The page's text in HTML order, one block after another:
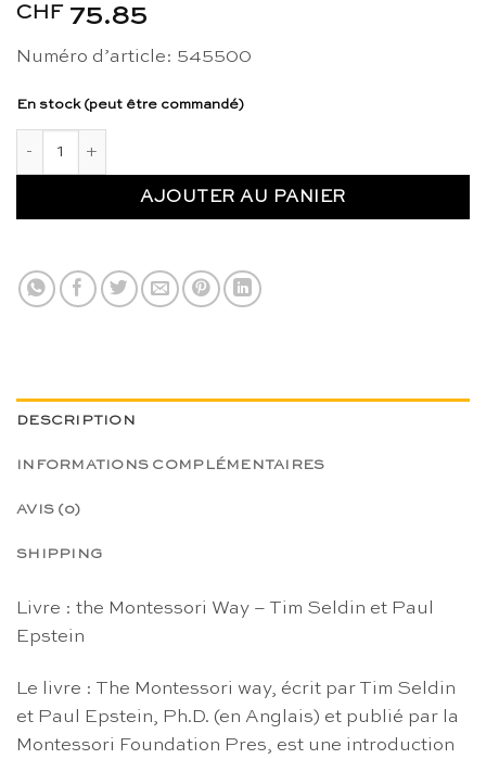
CHF 75.85
Numéro d’article: 545500
En stock (peut être commandé)
AJOUTER AU PANIER
DESCRIPTION
INFORMATIONS COMPLÉMENTAIRES
AVIS (0)
SHIPPING
Livre : the Montessori Way – Tim Seldin et Paul
Epstein
Le livre : The Montessori way, écrit par Tim Seldin
et Paul Epstein, Ph.D. (en Anglais) et publié par la
Montessori Foundation Pres, est une introduction